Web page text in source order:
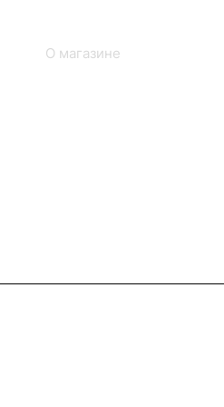
О магазине